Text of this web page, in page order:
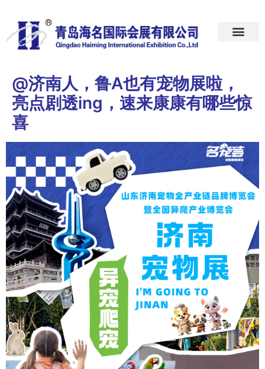
@济南人，鲁A也有宠物展啦，
亮点剧透ing，速来康康有哪些惊
喜